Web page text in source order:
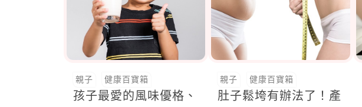
親子 健康百寶箱
孩子最愛的風味優格、
親子 健康百寶箱
肚子鬆垮有辦法了！產